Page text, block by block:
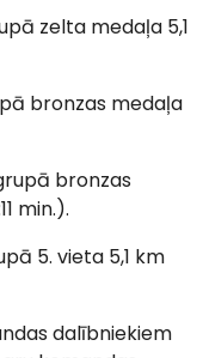
zelta medaļa 5,1
bronzas medaļa
bronzas
min.).
5. vieta 5,1 km
dalībniekiem